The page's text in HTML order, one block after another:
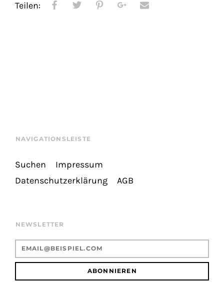
Teilen:
NAVIGATIONSLEISTE
Suchen
Impressum
Datenschutzerklärung
AGB
NEWSLETTER
ABONNIEREN